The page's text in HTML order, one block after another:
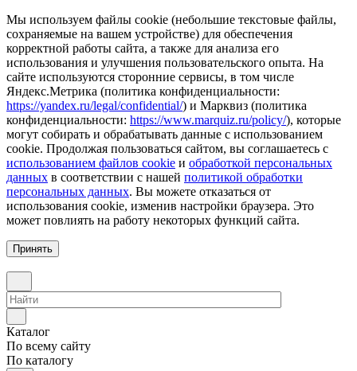
Мы используем файлы cookie (небольшие текстовые файлы,
сохраняемые на вашем устройстве) для обеспечения
корректной работы сайта, а также для анализа его
использования и улучшения пользовательского опыта. На
сайте используются сторонние сервисы, в том числе
Яндекс.Метрика (политика конфиденциальности:
https://yandex.ru/legal/confidential/) и Марквиз (политика
конфиденциальности: https://www.marquiz.ru/policy/), которые
могут собирать и обрабатывать данные с использованием
cookie. Продолжая пользоваться сайтом, вы соглашаетесь с
использованием файлов cookie и обработкой персональных
данных в соответствии с нашей политикой обработки
персональных данных. Вы можете отказаться от
использования cookie, изменив настройки браузера. Это
может повлиять на работу некоторых функций сайта.
Принять
Каталог
По всему сайту
По каталогу